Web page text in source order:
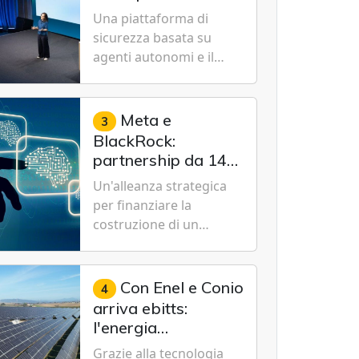
Cybersecurity.
nuovo modello IA
specializzato per la
cybersecurity
Una piattaforma di
sicurezza basata su
agenti autonomi e il
Cyber-1-Flash per
consentire alle
organizzazioni di
passare da una difesa
reattiva a una strategia
di gestione continua del
rischio.
3 Meta e
BlackRock:
partnership da 14
miliardi di dollari
per un data center
da record in Texas
Un'alleanza strategica
per finanziare la
costruzione di un
1 gigawatt a El Paso,
volto a sostenere le
future ambizioni di
superintelligenza e
intelligenza artificiale
4 Con Enel e Conio
arriva ebitts:
l'energia
rinnovabile entra in
Grazie alla tecnologia